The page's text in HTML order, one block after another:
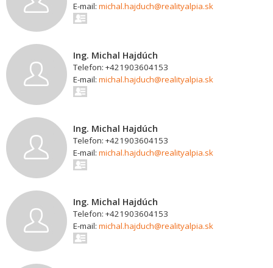
E-mail: michal.hajduch@realityalpia.sk
Ing. Michal Hajdúch
Telefon: +421903604153
E-mail: michal.hajduch@realityalpia.sk
Ing. Michal Hajdúch
Telefon: +421903604153
E-mail: michal.hajduch@realityalpia.sk
Ing. Michal Hajdúch
Telefon: +421903604153
E-mail: michal.hajduch@realityalpia.sk